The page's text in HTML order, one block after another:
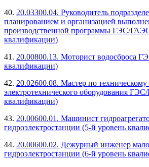
40. 20.03300.04. Руководитель
планированием и организацией
производственной программы ГЭС/
квалификации)
41. 20.00800.13. Моторист водосброса
квалификации)
42. 20.02600.08. Мастер по
электротехнического оборудования
квалификации)
43. 20.00600.01. Машинист
гидроэлектростанции (5-й уровень
44. 20.00600.02. Дежурный инженер
гидроэлектростанции (6-й уровень